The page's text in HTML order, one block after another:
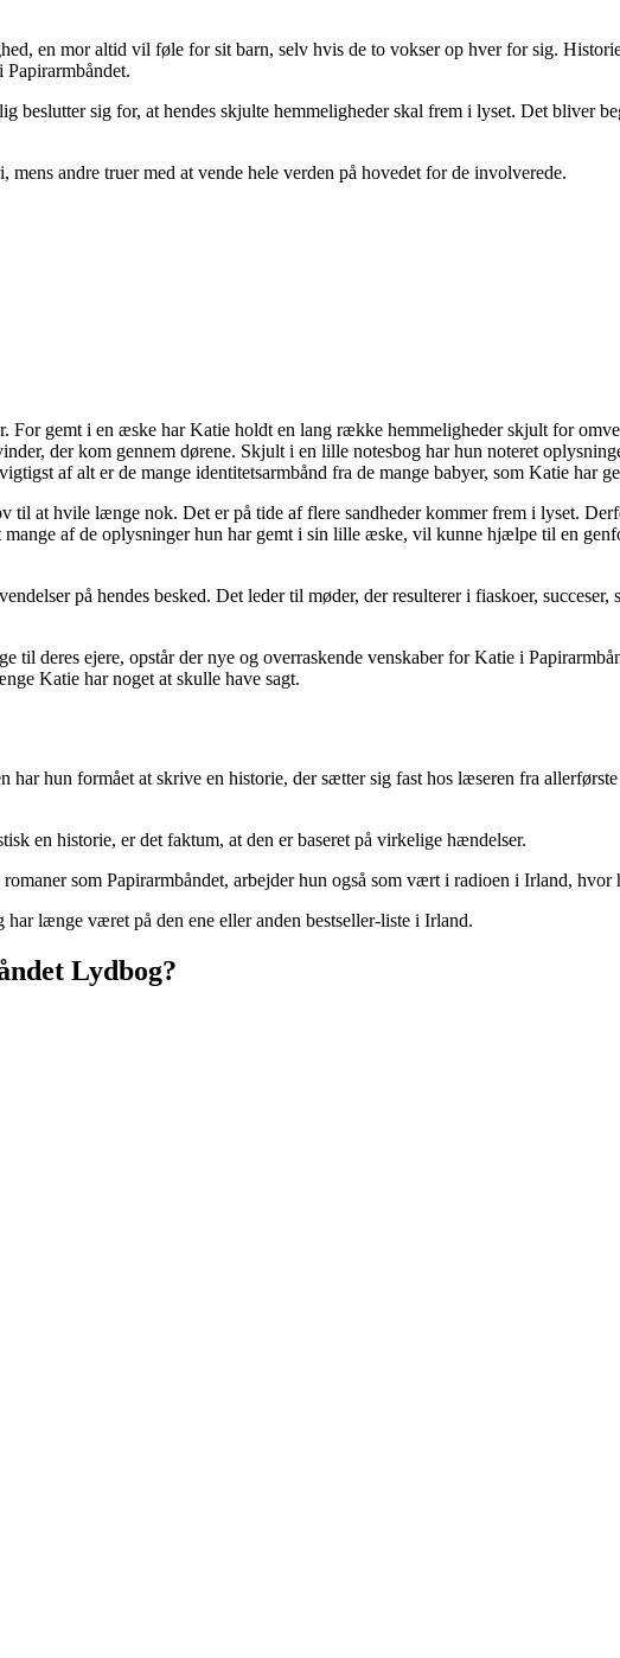
en mor altid vil føle for sit barn, selv hvis de to vokser op hver for sig.
beslutter sig for, at hendes skjulte hemmeligheder skal frem i lyset. Det bliver
andre truer med at vende hele verden på hovedet for de involverede.
For gemt i en æske har Katie holdt en lang række hemmeligheder skjult for
der kom gennem dørene. Skjult i en lille notesbog har hun noteret
af alt er de mange identitetsarmbånd fra de mange babyer, som Katie har
til at hvile længe nok. Det er på tide af flere sandheder kommer frem i lyset.
af de oplysninger hun har gemt i sin lille æske, vil kunne hjælpe til en
på hendes besked. Det leder til møder, der resulterer i fiaskoer,
til deres ejere, opstår der nye og overraskende venskaber for Katie i
Katie har noget at skulle have sagt.
har hun formået at skrive en historie, der sætter sig fast hos læseren fra
en historie, er det faktum, at den er baseret på virkelige hændelser.
som Papirarmbåndet, arbejder hun også som vært i radioen i Irland,
længe været på den ene eller anden bestseller-liste i Irland.
Lydbog?